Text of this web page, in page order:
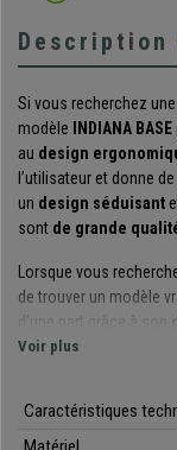
Description
Si vous recherchez
modèle
INDIANA BASE
au design
l’utilisateur et donne
un design séduisant
sont de grande
Lorsque vous
de trouver un modèle
d’une part grâce à son
maintenir une posture
garantit à l’utilisateur
Voir plus
Caractéristiques